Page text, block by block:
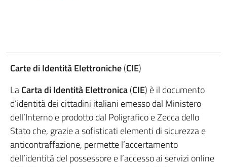
Carte di Identità Elettroniche(CIE)
LaCarta di Identità Elettronica(CIE) è il documento
d’identità dei cittadini italiani emesso dal Ministero
dell’Interno e prodotto dal Poligrafico e Zecca dello
Stato che, grazie a sofisticati elementi di sicurezza e
anticontraffazione, permette l’accertamento
dell’identità del possessore e l’accesso ai servizi online